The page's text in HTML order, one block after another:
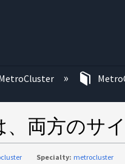
両方のサ
Specialty: metrocluster